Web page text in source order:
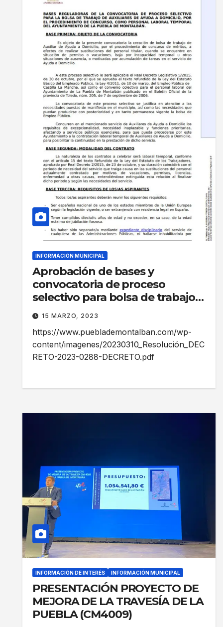
INFORMACIÓN MUNICIPAL
Aprobación de bases y
convocatoria de proceso
selectivo para bolsa de trabajo
de Auxiliares de Ayuda a
Domicilio, como personal
laboral temporal, por el
procedimiento de concurso
15 MARZO, 2023
https://www.pueblademontalban.com/wp-
content/imagenes/20230310_Resolución_DEC
RETO-2023-0288-DECRETO.pdf
INFORMACIÓN DE INTERÉS INFORMACIÓN MUNICIPAL
PRESENTACIÓN PROYECTO DE
MEJORA DE LA TRAVESÍA DE LA
PUEBLA (CM4009)